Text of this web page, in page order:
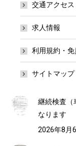
交通アクセス
求人情報
利用規約・
サイトマップ
継続検査（
なります
2026年8月